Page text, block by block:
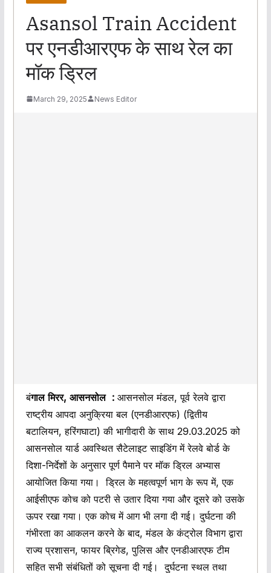
Asansol Train Accident
पर एनडीआरएफ के साथ रेल का
मॉक ड्रिल
March 29, 2025 News Editor
बंगाल मिरर, आसनसोल :आसनसोल मंडल, पूर्व रेलवे द्वारा
राष्ट्रीय आपदा अनुक्रिया बल (एनडीआरएफ) (द्वितीय
बटालियन, हरिंगघाटा) की भागीदारी के साथ 29.03.2025 को
आसनसोल यार्ड अवस्थित सैटेलाइट साइडिंग में रेलवे बोर्ड के
दिशा-निर्देशों के अनुसार पूर्ण पैमाने पर मॉक ड्रिल अभ्यास
आयोजित किया गया। ड्रिल के महत्वपूर्ण भाग के रूप में, एक
आईसीएफ कोच को पटरी से उतार दिया गया और दूसरे को उसके
ऊपर रखा गया। एक कोच में आग भी लगा दी गई। दुर्घटना की
गंभीरता का आकलन करने के बाद, मंडल के कंट्रोल विभाग द्वारा
राज्य प्रशासन, फायर ब्रिगेड, पुलिस और एनडीआरएफ टीम
सहित सभी संबंधितों को सूचना दी गई। दुर्घटना स्थल तथा